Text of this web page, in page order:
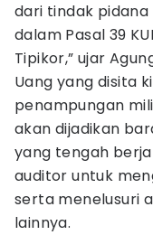
dari tindak
dalam Pasal 39
Tipikor,” ujar
Uang yang disita
penampungan
akan dijadikan
yang tengah
auditor untuk
serta menelusuri
lainnya.